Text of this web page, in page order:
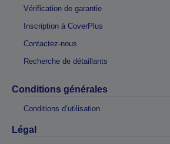
Vérification de garantie
Inscription à CoverPlus
Contactez-nous
Recherche de détaillants
Conditions générales
Conditions d’utilisation
Légal